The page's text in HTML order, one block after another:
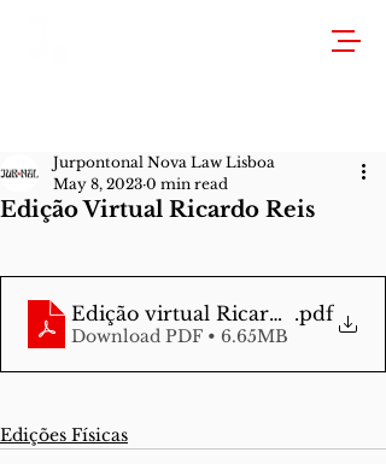
Edição Virtual Ricardo Reis
Jurpontonal Nova Law Lisboa
May 8, 2023 0 min read
Edição virtual Ricardo Reis (2)
.pdf
Download PDF • 6.65MB
Edições Físicas